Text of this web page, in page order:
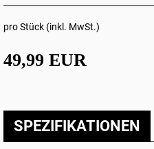
pro Stück (inkl. MwSt.)
49,99 EUR
SPEZIFIKATIONEN